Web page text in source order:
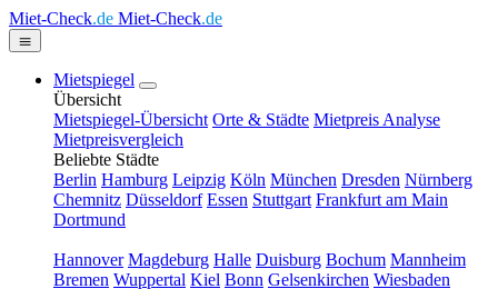
Miet-Check.de Miet-Check.de
Mietspiegel
Übersicht
Mietspiegel-Übersicht Orte & Städte Mietpreis Analyse
Mietpreisvergleich
Beliebte Städte
Berlin Hamburg Leipzig Köln München Dresden Nürnberg
Chemnitz Düsseldorf Essen Stuttgart Frankfurt am Main
Dortmund
Hannover Magdeburg Halle Duisburg Bochum Mannheim
Bremen Wuppertal Kiel Bonn Gelsenkirchen Wiesbaden